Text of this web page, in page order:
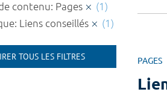
PAGES
contenu: Pages
(1)
Liens conseillés
(1)
TOUS LES FILTRES